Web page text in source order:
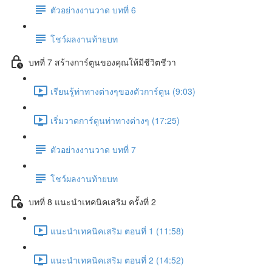
ตัวอย่างงานวาด บทที่ 6
โชว์ผลงานท้ายบท
บทที่ 7 สร้างการ์ตูนของคุณให้มีชีวิตชีวา
เรียนรู้ท่าทางต่างๆของตัวการ์ตูน (9:03)
เริ่มวาดการ์ตูนท่าทางต่างๆ (17:25)
ตัวอย่างงานวาด บทที่ 7
โชว์ผลงานท้ายบท
บทที่ 8 แนะนำเทคนิคเสริม ครั้งที่ 2
แนะนำเทคนิคเสริม ตอนที่ 1 (11:58)
แนะนำเทคนิคเสริม ตอนที่ 2 (14:52)